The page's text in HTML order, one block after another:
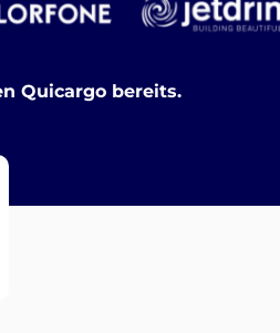
Quicargo bereits.